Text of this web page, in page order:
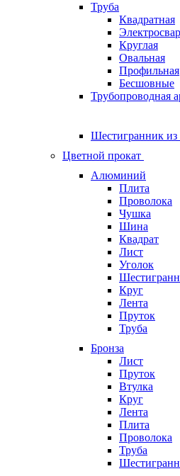
Труба
Квадратная
Круглая
Овальная
Профильная
Бесшовные
Трубопроводная
Шестигранник
Цветной прокат
Алюминий
Плита
Проволока
Чушка
Шина
Квадрат
Лист
Уголок
Круг
Лента
Пруток
Труба
Бронза
Лист
Пруток
Втулка
Круг
Лента
Плита
Проволока
Труба